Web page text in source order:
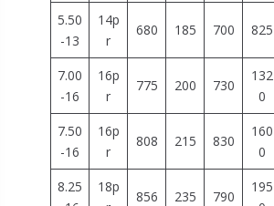
5.50
-13
14p
r
680 185 700 825
7.00
-16
16p
r
775 200 730
132
0
7.50
-16
16p
r
808 215 830
160
0
8.25
18p
856 235 790
195